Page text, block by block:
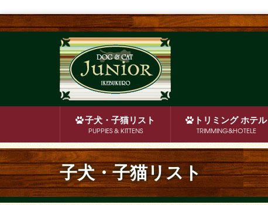
子犬・子猫リスト
PUPPIES & KITTENS
トリミングホテル
TRIMMING&HOTELE
子犬・子猫リスト